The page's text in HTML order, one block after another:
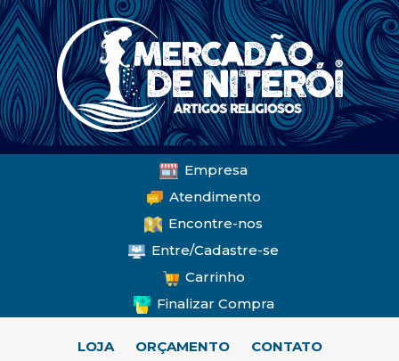
Empresa
Atendimento
Encontre-nos
Entre/Cadastre-se
Carrinho
Finalizar Compra
LOJA ORÇAMENTO CONTATO